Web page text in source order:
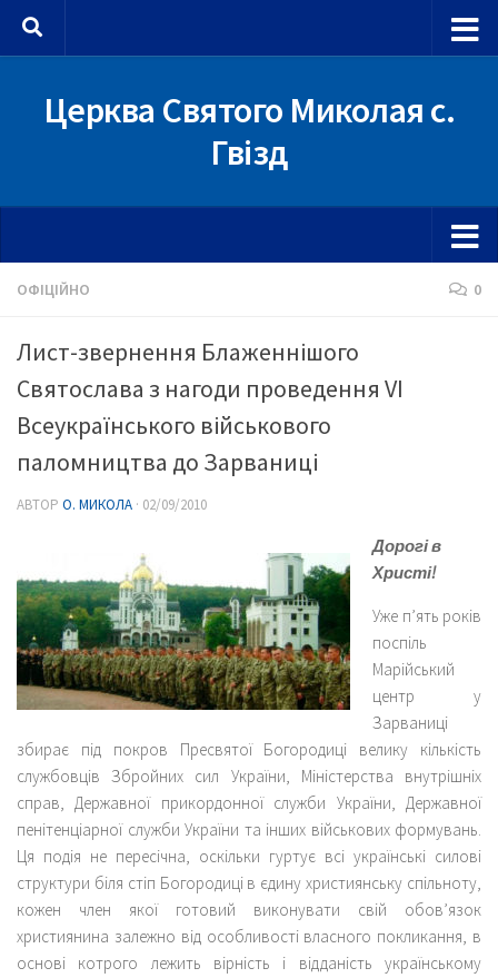
Skip to content
Церква Святого Миколая с.
Гвізд
ОФІЦІЙНО 0
Лист-звернення Блаженнішого
Святослава з нагоди проведення VI
Всеукраїнського військового
паломництва до Зарваниці
АВТОР О. МИКОЛА · 02/09/2010
Дорогі в
Христі!
Уже п’ять років
поспіль
Марійський
центр у
Зарваниці
збирає під покров Пресвятої Богородиці велику кількість
службовців Збройних сил України, Міністерства внутрішніх
справ, Державної прикордонної служби України, Державної
пенітенціарної служби України та інших військових формувань.
Ця подія не пересічна, оскільки гуртує всі українські силові
структури біля стіп Богородиці в єдину християнську спільноту,
кожен член якої готовий виконувати свій обов’язок
християнина залежно від особливості власного покликання, в
основі котрого лежить вірність і відданість українському